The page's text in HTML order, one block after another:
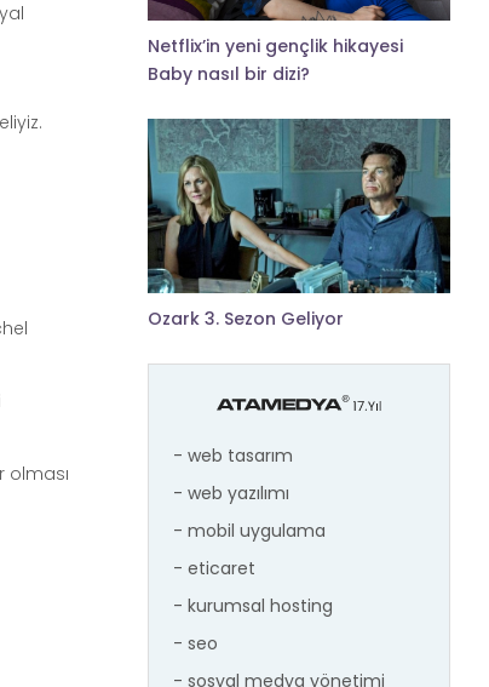
olması
Netflix’in yeni gençlik hikayesi
Baby nasıl bir dizi?
Ozark 3. Sezon Geliyor
- web tasarım
- web yazılımı
- mobil uygulama
- eticaret
- kurumsal hosting
- seo
- sosyal medya yönetimi